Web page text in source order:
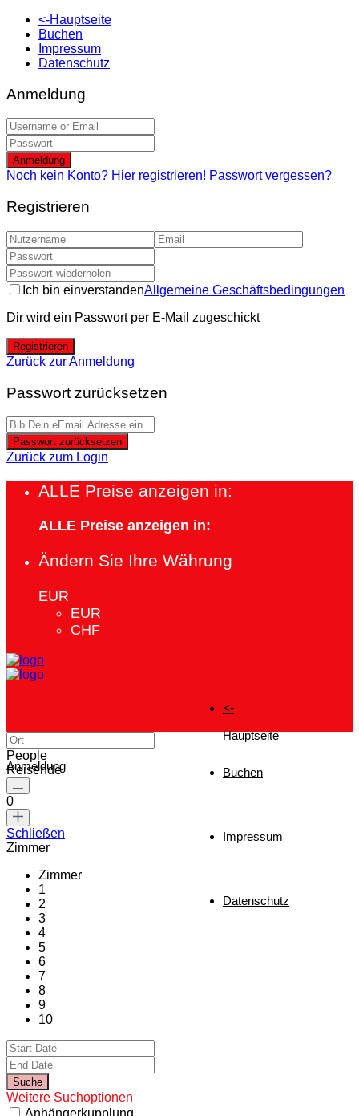
<-Hauptseite
Buchen
Impressum
Datenschutz
Anmeldung
Anmeldung
Noch kein Konto? Hier registrieren! Passwort vergessen?
Registrieren
Ich bin einverstandenAllgemeine Geschäftsbedingungen
Dir wird ein Passwort per E-Mail zugeschickt
Registrieren
Zurück zur Anmeldung
Passwort zurücksetzen
Passwort zurücksetzen
Zurück zum Login
ALLE Preise anzeigen in:
ALLE Preise anzeigen in:
Ändern Sie Ihre Währung
EUR
EUR
CHF
<-
Hauptseite
Buchen
Impressum
Datenschutz
Anmeldung
People
Reisende
0
Schließen
Zimmer
Zimmer
1
2
3
4
5
6
7
8
9
10
Weitere Suchoptionen
Anhängerkupplung